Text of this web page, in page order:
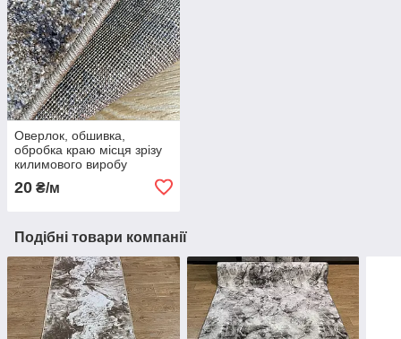
Оверлок, обшивка,
обробка краю місця зрізу
килимового виробу
20 ₴/м
Подібні товари компанії